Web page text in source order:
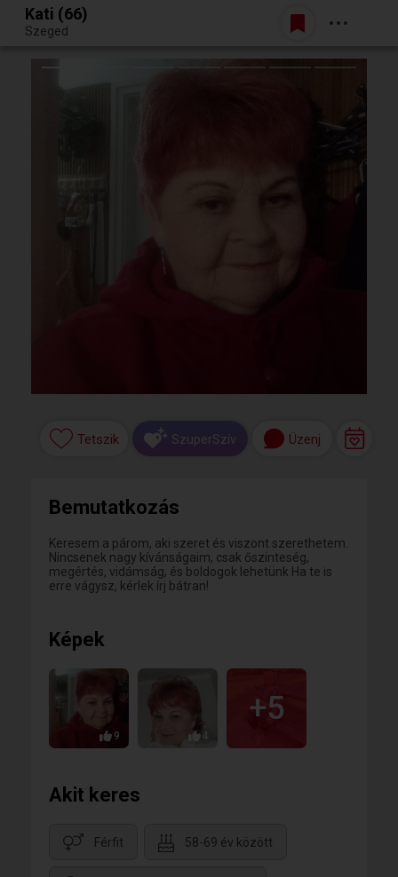
Egy jó randiból bármi lehet.
Belépés
Kati (66)
Szeged
Tetszik SzuperSzív Üzenj
Bemutatkozás
Keresem a párom, aki szeret és viszont szerethetem.
Nincsenek nagy kívánságaim, csak őszinteség,
megértés, vidámság, és boldogok lehetünk Ha te is
erre vágysz, kérlek írj bátran!
Képek
9
+5
Akit keres
Férfit 58-69 év között